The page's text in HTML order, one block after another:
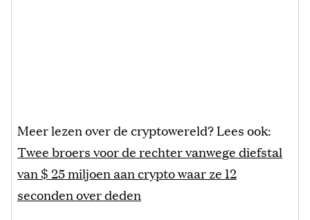
Meer lezen over de cryptowereld? Lees ook:
Twee broers voor de rechter vanwege diefstal
van $ 25 miljoen aan crypto waar ze 12
seconden over deden